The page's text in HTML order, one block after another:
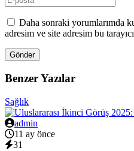
Daha sonraki yorumlarımda
adresim ve site adresim bu
Gönder
Benzer Yazılar
Sağlık
admin
11 ay önce
31